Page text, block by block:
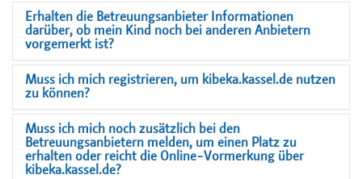
Erhalten die Betreuungsanbieter Informationen
darüber, ob mein Kind noch bei anderen Anbietern
vorgemerkt ist?
Muss ich mich registrieren, um kibeka.kassel.de nutzen
zu können?
Muss ich mich noch zusätzlich bei den
Betreuungsanbietern melden, um einen Platz zu
erhalten oder reicht die Online-Vormerkung über
kibeka.kassel.de?